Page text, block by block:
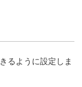
るように設定しま